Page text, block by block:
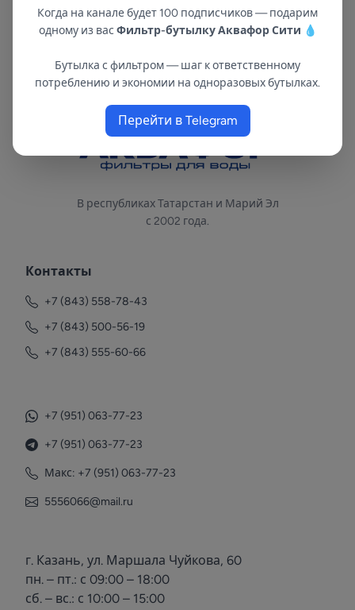
площадка для крепления насоса.
В республиках Татарстан и Марий Эл
с 2002 года.
Контакты
+7 (843) 558-78-43
+7 (843) 500-56-19
+7 (843) 555-60-66
+7 (951) 063-77-23
+7 (951) 063-77-23
Макс: +7 (951) 063-77-23
5556066@mail.ru
г. Казань, ул. Маршала Чуйкова, 60
пн. – пт.: с 09:00 – 18:00
сб. – вс.: с 10:00 – 15:00
Когда на канале будет 100 подписчиков — подарим
одному из вас Фильтр-бутылку Аквафор Сити 💧
Бутылка с фильтром — шаг к ответственному
потреблению и экономии на одноразовых бутылках.
Перейти в Telegram